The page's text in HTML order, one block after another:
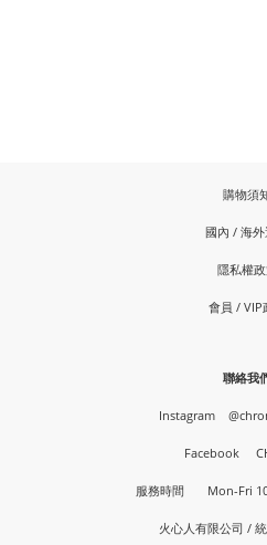
購物須
國內 / 海外
隱私權
會員 / VIP
聯絡我
Instagram
Facebook
服務時間 Mon-Fri
火心人有限公司 /